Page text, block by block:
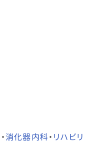
・消化器内科・ リハビリ